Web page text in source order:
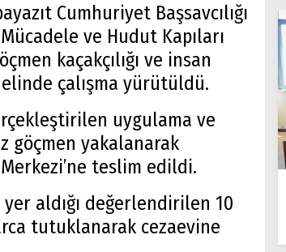
Cumhuriyet Başsavcılığı
ve Hudut Kapıları
kaçakçılığı ve insan
çalışma yürütüldü.
uygulama ve
göçmen yakalanarak
teslim edildi.
yer aldığı değerlendirilen 10
tutuklanarak cezaevine